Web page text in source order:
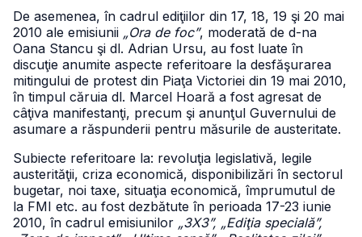
De asemenea, în cadrul ediţiilor din 17, 18, 19 şi 20 mai
2010 ale emisiunii „Ora de foc”, moderată de d-na
Oana Stancu şi dl. Adrian Ursu, au fost luate în
discuţie anumite aspecte referitoare la desfăşurarea
mitingului de protest din Piaţa Victoriei din 19 mai 2010,
în timpul căruia dl. Marcel Hoară a fost agresat de
câţiva manifestanţi, precum şi anunţul Guvernului de
asumare a răspunderii pentru măsurile de austeritate.
Subiecte referitoare la: revoluţia legislativă, legile
austerităţii, criza economică, disponibilizări în sectorul
bugetar, noi taxe, situaţia economică, împrumutul de
la FMI etc. au fost dezbătute în perioada 17-23 iunie
2010, în cadrul emisiunilor „3X3”, „Ediţia specială”,